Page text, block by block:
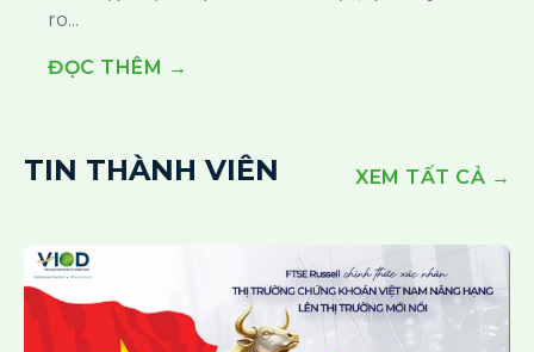
ro...
ĐỌC THÊM →
TIN THÀNH VIÊN XEM TẤT CẢ →